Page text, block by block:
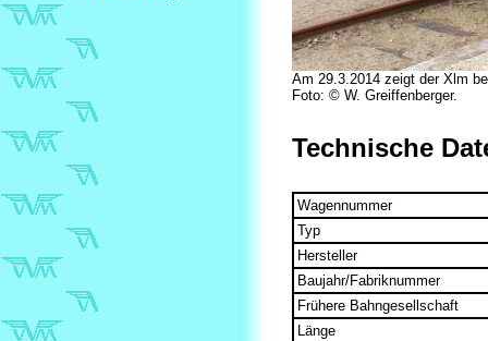
Am 29.3.2014 zeigt der Xlm
Foto: © W. Greiffenberger.
Technische
Wagennummer
Typ
Hersteller
Baujahr/Fabriknummer
Frühere Bahngesellschaft
Länge